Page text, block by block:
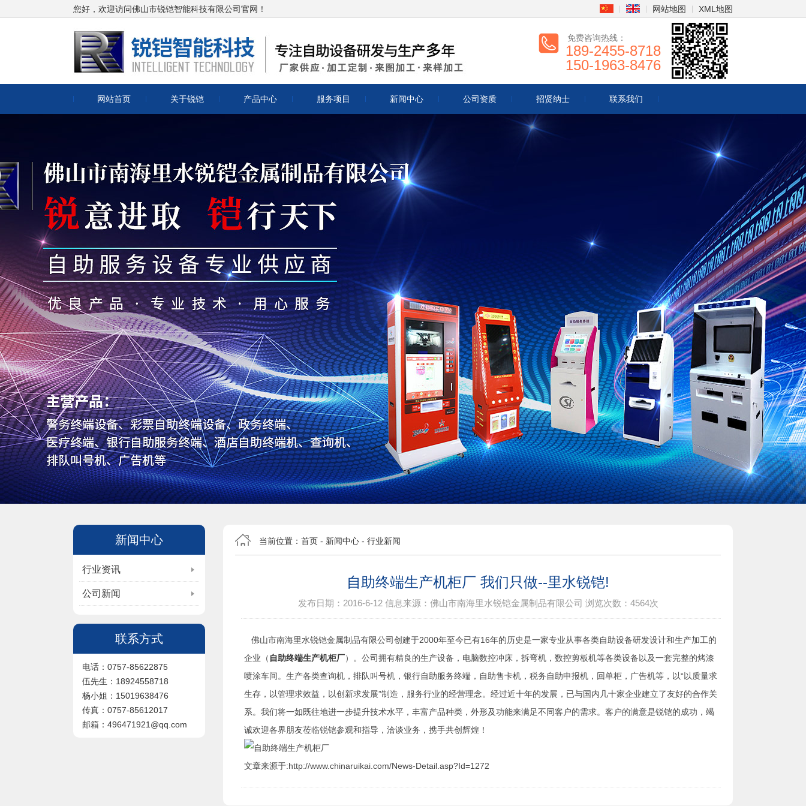
您好，欢迎访问佛山市锐铠智能科技有限公司官网！ 网站地图 XML地图
免费咨询热线：
189-2455-8718
150-1963-8476
网站首页 关于锐铠 产品中心 服务项目 新闻中心 公司资质 招贤纳士 联系我们
新闻中心
行业资讯
公司新闻
联系方式
电话：0757-85622875
伍先生：18924558718
杨小姐：15019638476
传真：0757-85612017
邮箱：496471921@qq.com
当前位置： 首页 - 新闻中心 - 行业新闻
自助终端生产机柜厂 我们只做--里水锐铠!
发布日期： 2016-6-12 信息来源： 佛山市南海里水锐铠金属制品有限公司 浏览次数： 4564次
佛山市南海里水锐铠金属制品有限公司创建于2000年至今已有16年的历史是一家专业从事各类自助设备研发设计和生产加工的
企业（ 自助终端生产机柜厂）。公司拥有精良的生产设备，电脑数控冲床，拆弯机，数控剪板机等各类设备以及一套完整的烤漆
喷涂车间。生产各类查询机，排队叫号机，银行自助服务终端，自助售卡机，税务自助申报机，回单柜，广告机等，以“以质量求
生存，以管理求效益，以创新求发展”制造，服务行业的经营理念。经过近十年的发展，已与国内几十家企业建立了友好的合作关
系。我们将一如既往地进一步提升技术水平，丰富产品种类，外形及功能来满足不同客户的需求。客户的满意是锐铠的成功，竭
诚欢迎各界朋友莅临锐铠参观和指导，洽谈业务，携手共创辉煌！
文章来源于:http://www.chinaruikai.com/News-Detail.asp?Id=1272